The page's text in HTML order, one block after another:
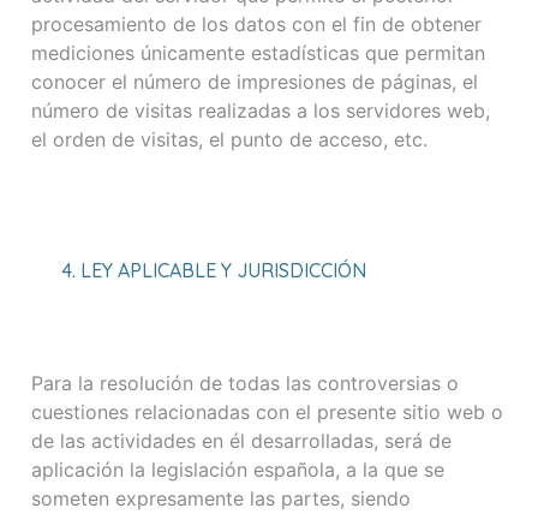
procesamiento de los datos con el fin de obtener
mediciones únicamente estadísticas que permitan
conocer el número de impresiones de páginas, el
número de visitas realizadas a los servidores web,
el orden de visitas, el punto de acceso, etc.
4. LEY APLICABLE Y JURISDICCIÓN
Para la resolución de todas las controversias o
cuestiones relacionadas con el presente sitio web o
de las actividades en él desarrolladas, será de
aplicación la legislación española, a la que se
someten expresamente las partes, siendo